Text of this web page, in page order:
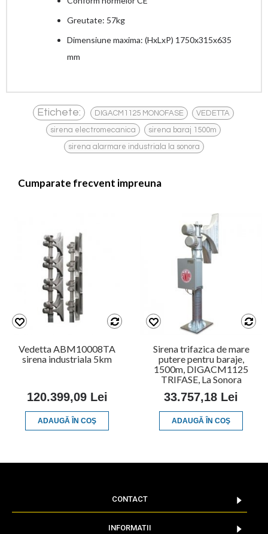
Greutate: 57kg
Dimensiune maxima: (HxLxP) 1750x315x635
mm
Etichete: DIGACM1125 MONOFASE , VEDETTA ,
sirena electromecanica , sirena baraj 1500m ,
sirena alarmare industriala la sonora
Cumparate frecvent impreuna
Vedetta ABM10008TA
sirena industriala 5km
120.399,09 Lei
ADAUGĂ ÎN COŞ
Sirena trifazica de mare
putere pentru baraje,
1500m, DIGACM1125
TRIFASE, La Sonora
33.757,18 Lei
ADAUGĂ ÎN COŞ
CONTACT
INFORMATII